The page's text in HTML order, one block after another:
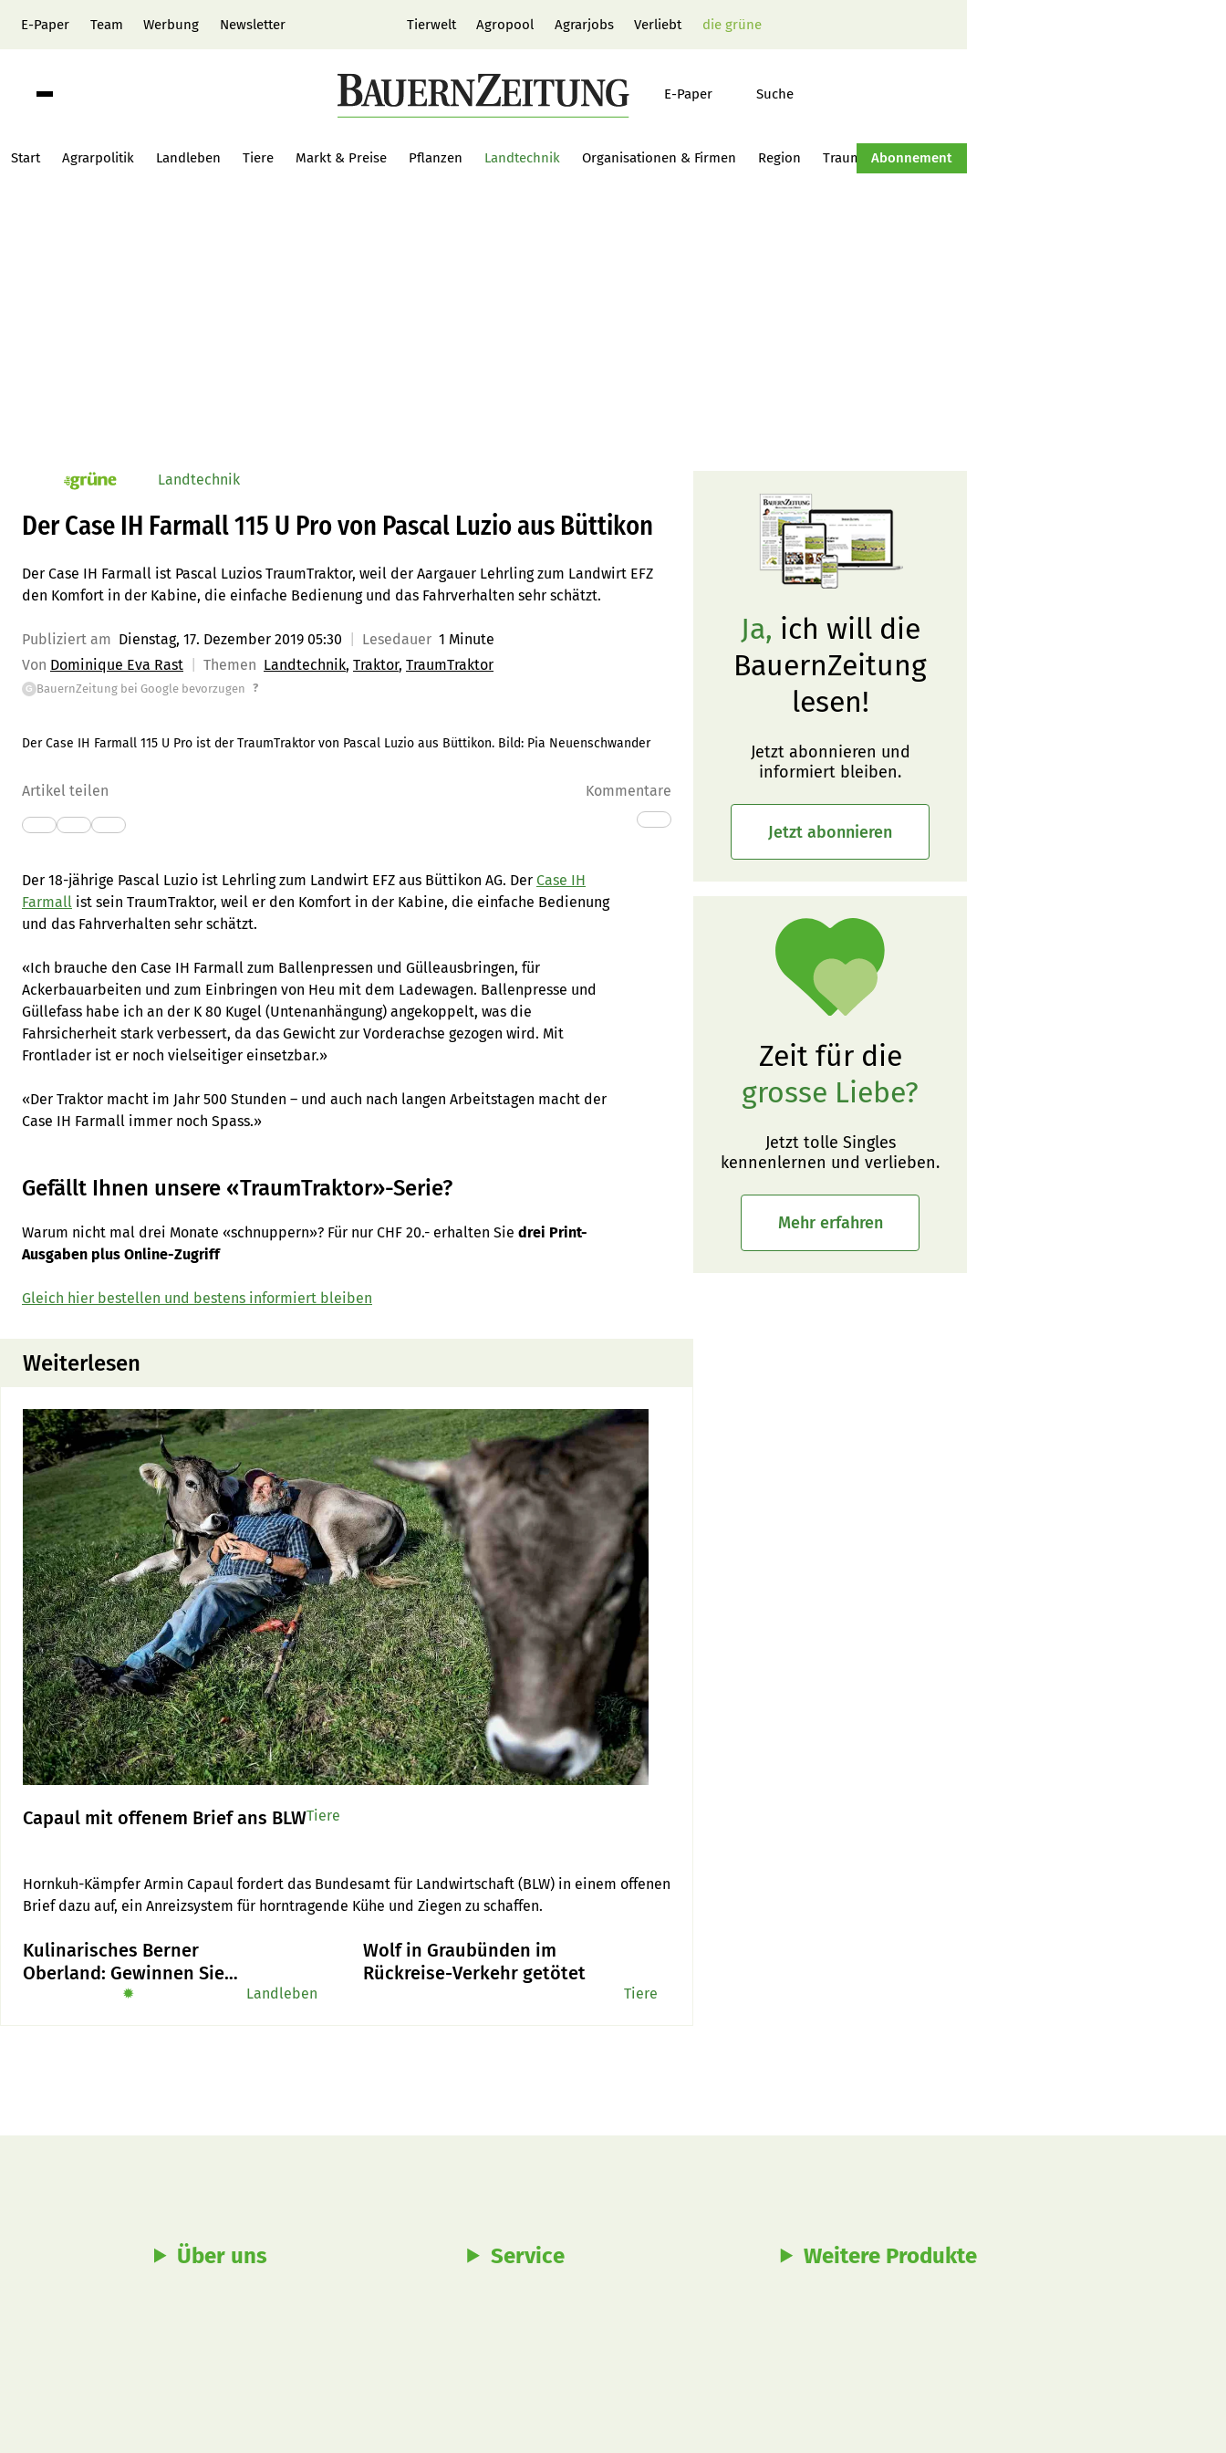
E-Paper Team Werbung Newsletter Tierwelt Agropool Agrarjobs Verliebt die grüne
E-Paper Suche
Start Agrarpolitik Landleben Tiere Markt & Preise Pflanzen Landtechnik Organisationen & Firmen Region Traumtraktor Hof-Management
Abonnement
pv_die-grune-online Landtechnik
Der Case IH Farmall 115 U Pro von Pascal Luzio aus Büttikon
Der Case IH Farmall ist Pascal Luzios TraumTraktor, weil der Aargauer Lehrling zum Landwirt EFZ
den Komfort in der Kabine, die einfache Bedienung und das Fahrverhalten sehr schätzt.
Publiziert am Dienstag, 17. Dezember 2019 05:30 Lesedauer 1 Minute
Von Dominique Eva Rast Themen Landtechnik Traktor TraumTraktor
G BauernZeitung bei Google bevorzugen ?
Der Case IH Farmall 115 U Pro ist der TraumTraktor von Pascal Luzio aus Büttikon. Bild: Pia Neuenschwander
Artikel teilen Kommentare
Der 18-jährige Pascal Luzio ist Lehrling zum Landwirt EFZ aus Büttikon AG. Der Case IH
Farmall ist sein TraumTraktor, weil er den Komfort in der Kabine, die einfache Bedienung
und das Fahrverhalten sehr schätzt.
«Ich brauche den Case IH Farmall zum Ballenpressen und Gülleausbringen, für
Ackerbauarbeiten und zum Einbringen von Heu mit dem Ladewagen. Ballenpresse und
Güllefass habe ich an der K 80 Kugel (Untenanhängung) angekoppelt, was die
Fahrsicherheit stark verbessert, da das Gewicht zur Vorderachse gezogen wird. Mit
Frontlader ist er noch vielseitiger einsetzbar.»
«Der Traktor macht im Jahr 500 Stunden – und auch nach langen Arbeitstagen macht der
Case IH Farmall immer noch Spass.»
Gefällt Ihnen unsere «TraumTraktor»-Serie?
Warum nicht mal drei Monate «schnuppern»? Für nur CHF 20.- erhalten Sie drei Print-
Ausgaben plus Online-Zugriff
Gleich hier bestellen und bestens informiert bleiben
Weiterlesen
Capaul mit offenem Brief ans BLW
Hornkuh-Kämpfer Armin Capaul fordert das Bundesamt für Landwirtschaft (BLW) in einem offenen
Brief dazu auf, ein Anreizsystem für horntragende Kühe und Ziegen zu schaffen.
Tiere
Kulinarisches Berner
Oberland: Gewinnen Sie
das Buch «Alpe-Chuchi»
✹ Landleben
Wolf in Graubünden im
Rückreise-Verkehr getötet
Tiere
Ja, ich will die
BauernZeitung
lesen!
Jetzt abonnieren und
informiert bleiben.
Jetzt abonnieren
Zeit für die
grosse Liebe?
Jetzt tolle Singles
kennenlernen und verlieben.
Mehr erfahren
Über uns Service Weitere Produkte